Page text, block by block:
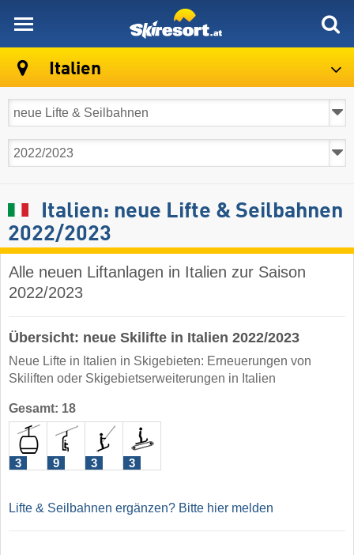
Italien
Italien: neue Lifte & Seilbahnen
2022/2023
Alle neuen Liftanlagen in Italien zur Saison
2022/2023
Übersicht: neue Skilifte in Italien 2022/2023
Neue Lifte in Italien in Skigebieten: Erneuerungen von
Skiliften oder Skigebietserweiterungen in Italien
Gesamt: 18
3 9 3 3
Lifte & Seilbahnen ergänzen? Bitte hier melden